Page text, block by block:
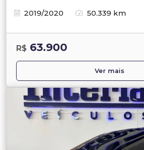
2019/2020
50.339 km
R$ 63.900
Ver mais